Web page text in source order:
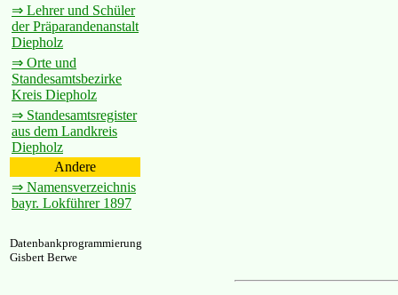
⇒ Lehrer und Schüler
der Präparandenanstalt
Diepholz
⇒ Orte und
Standesamtsbezirke
Kreis Diepholz
⇒ Standesamtsregister
aus dem Landkreis
Diepholz
Andere
⇒ Namensverzeichnis
bayr. Lokführer 1897
Datenbankprogrammierung
Gisbert Berwe